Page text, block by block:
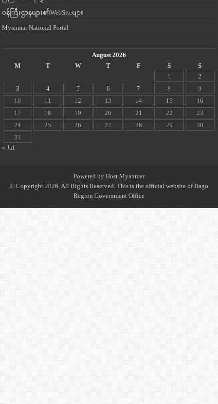
ဝန်ကြီးဌာနများ၏WebSiteများ
Myanmar National Portal
August 2026
M
T W T F S
S
1
2
3
4 5 6 7 8
9
10
11 12 13 14 15
16
17
18 19 20 21 22
23
24
25 26 27 28 29
30
31
« Jul
Powered by Host Myanmar
© Copyright 2026, All Rights Reserved. This is the official website of Bago
Region Government Office